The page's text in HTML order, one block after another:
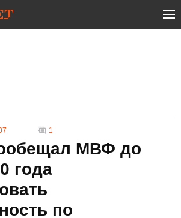
1
МВФ до
года
по